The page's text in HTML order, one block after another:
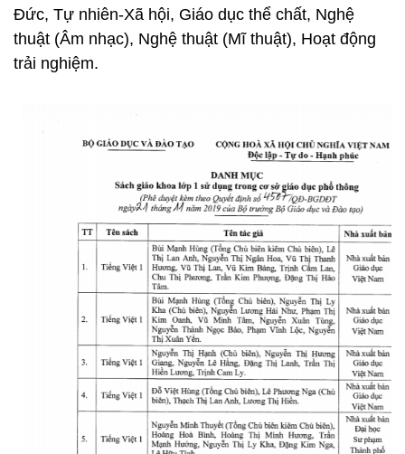
Đức, Tự nhiên-Xã hội, Giáo dục thể chất, Nghệ
thuật (Âm nhạc), Nghệ thuật (Mĩ thuật), Hoạt động
trải nghiệm.